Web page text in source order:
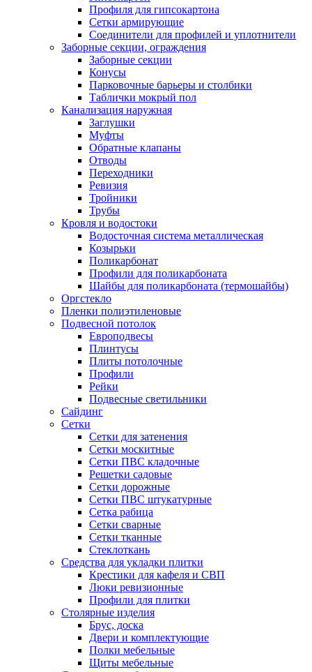
Профиля для гипсокартона
Сетки армирующие
Соединители для профилей и уплотнители
Заборные секции, ограждения
Заборные секции
Конусы
Парковочные барьеры и столбики
Таблички мокрый пол
Канализация наружная
Заглушки
Муфты
Обратные клапаны
Отводы
Переходники
Ревизия
Тройники
Трубы
Кровля и водостоки
Водосточная система металлическая
Козырьки
Поликарбонат
Профили для поликарбоната
Шайбы для поликарбоната (термошайбы)
Оргстекло
Пленки полиэтиленовые
Подвесной потолок
Европодвесы
Плинтусы
Плиты потолочные
Профили
Рейки
Подвесные светильники
Сайдинг
Сетки
Сетки для затенения
Сетки москитные
Сетки ПВС кладочные
Решетки садовые
Сетки дорожные
Сетки ПВС штукатурные
Сетка рабица
Сетки сварные
Сетки тканные
Стеклоткань
Средства для укладки плитки
Крестики для кафеля и СВП
Люки ревизионные
Профили для плитки
Столярные изделия
Брус, доска
Двери и комплектующие
Полки мебельные
Щиты мебельные